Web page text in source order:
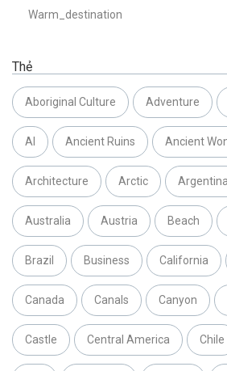
Warm_destination
Thẻ
Aboriginal Culture Adventure
AI Ancient Ruins Ancient
Architecture Arctic Argentina
Australia Austria Beach
Brazil Business California
Canada Canals Canyon
Castle Central America Chile